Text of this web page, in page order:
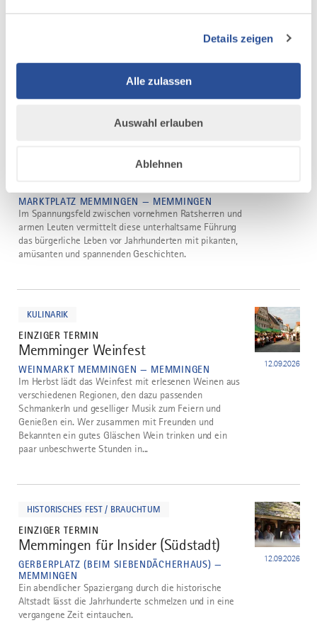
Details zeigen
Alle zulassen
Auswahl erlauben
Ablehnen
MARKTPLATZ MEMMINGEN — MEMMINGEN
Altstadt mit Begehung der Stadtmauer lässt die
Themenführung "Hochweisheiten und
MARKTPLATZ MEMMINGEN — MEMMINGEN
Im Spannungsfeld zwischen vornehmen Ratsherren und
armen Leuten vermittelt diese unterhaltsame Führung
das bürgerliche Leben vor Jahrhunderten mit pikanten,
amüsanten und spannenden Geschichten.
KULINARIK
EINZIGER TERMIN
4
Memminger Weinfest
WEINMARKT MEMMINGEN — MEMMINGEN 12.09.2026
Im Herbst lädt das Weinfest mit erlesenen Weinen aus
verschiedenen Regionen, den dazu passenden
Schmankerln und geselliger Musik zum Feiern und
Genießen ein. Wer zusammen mit Freunden und
Bekannten ein gutes Gläschen Wein trinken und ein
paar unbeschwerte Stunden in...
HISTORISCHES FEST / BRAUCHTUM
EINZIGER TERMIN
5
Memmingen für Insider (Südstadt)
GERBERPLATZ (BEIM SIEBENDÄCHERHAUS) —
MEMMINGEN
12.09.2026
Ein abendlicher Spaziergang durch die historische
Altstadt lässt die Jahrhunderte schmelzen und in eine
vergangene Zeit eintauchen.